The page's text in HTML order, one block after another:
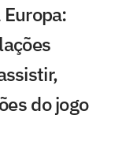
do jogo